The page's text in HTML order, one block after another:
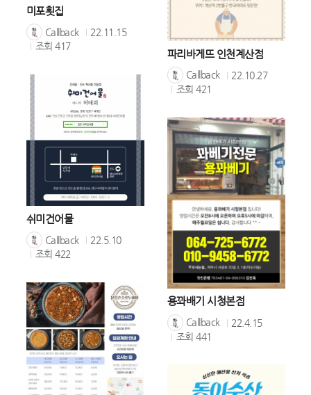
미포횟집
Callback
22.11.15
조회417
파리바게뜨 인천계산점
Callback
22.10.27
조회421
쉬미건어물
Callback
22.5.10
조회422
용꽈배기 시청본점
Callback
22.4.15
조회441